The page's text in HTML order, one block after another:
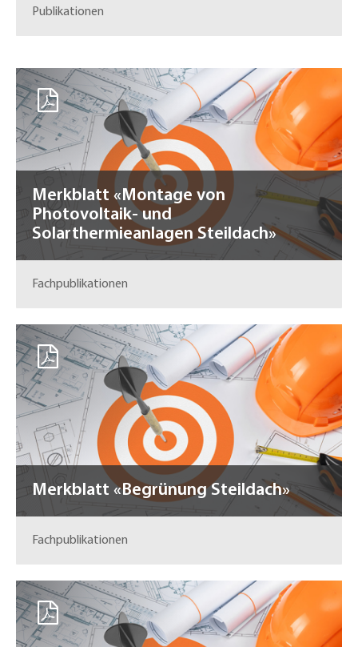
Publikationen
Merkblatt «Montage von
Photovoltaik- und
Solarthermieanlagen Steildach»
Fachpublikationen
Merkblatt «Begrünung Steildach»
Fachpublikationen